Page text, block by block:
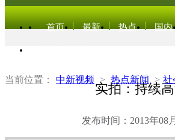
首页 最新 热点 国内
当前位置： 中新视频 > 热点新闻 > 社
实拍：持续
发布时间：2013年08